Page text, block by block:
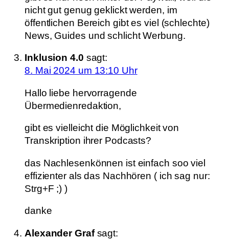
nicht gut genug geklickt werden, im
öffentlichen Bereich gibt es viel (schlechte)
News, Guides und schlicht Werbung.
Inklusion 4.0 sagt:
8. Mai 2024 um 13:10 Uhr
Hallo liebe hervorragende
Übermedienredaktion,
gibt es vielleicht die Möglichkeit von
Transkription ihrer Podcasts?
das Nachlesenkönnen ist einfach soo viel
effizienter als das Nachhören ( ich sag nur:
Strg+F ;) )
danke
Alexander Graf sagt: